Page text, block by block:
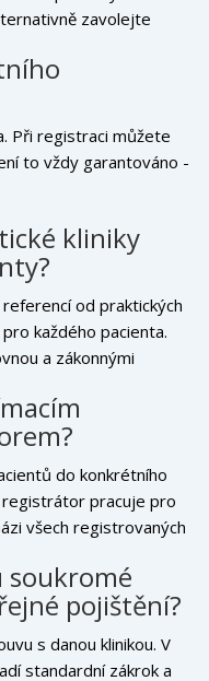
zavolejte
Při registraci můžete
to vždy garantováno -
kliniky
od praktických
každého pacienta.
a zákonnými
do konkrétního
registrátor pracuje pro
všech registrovaných
soukromé
pojištění?
s danou klinikou. V
standardní zákrok a